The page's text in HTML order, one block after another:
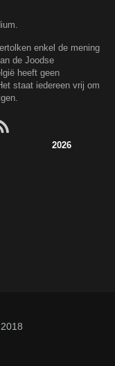
enkel de mening
de Joodse
heeft geen
staat iedereen vrij om
2026